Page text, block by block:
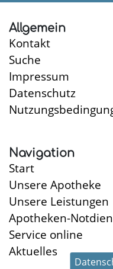
Allgemein
Kontakt
Suche
Impressum
Datenschutz
Navigation
Start
Unsere Apotheke
Unsere Leistungen
Apotheken-
Service online
Aktuelles